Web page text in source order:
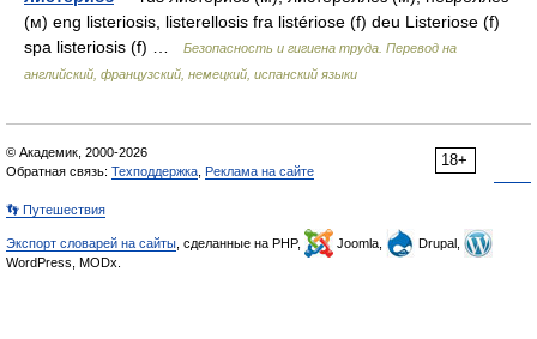
(м) eng listeriosis, listerellosis fra listériose (f) deu Listeriose (f)
spa listeriosis (f) …
Безопасность и гигиена труда. Перевод на
английский, французский, немецкий, испанский языки
18+
© Академик, 2000-2026
Обратная связь: Техподдержка Реклама на сайте
👣 Путешествия
Экспорт словарей на сайты , сделанные на PHP, Joomla,
Drupal,
WordPress, MODx.